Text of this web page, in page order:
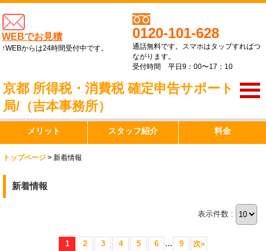
WEBでお見積
↑WEBからは24時間受付中です。
0120-101-628
通話無料です。スマホはタップすればつ
ながります。
受付時間 平日9：00〜17：10
京都 所得税・消費税 確定申告サポート
局/（吉本事務所）
メリット スタッフ紹介 料金
トップページ > 新着情報
新着情報
表示件数 :
1 2 3 4 5 6 ... 9 次»